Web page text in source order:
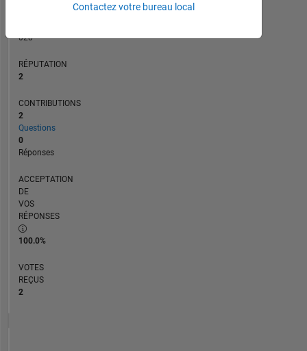
028
RÉPUTATION
2
CONTRIBUTIONS
2
Questions
0
Réponses
ACCEPTATION
DE
VOS
RÉPONSES
100.0%
VOTES
REÇUS
2
Contactez votre bureau local